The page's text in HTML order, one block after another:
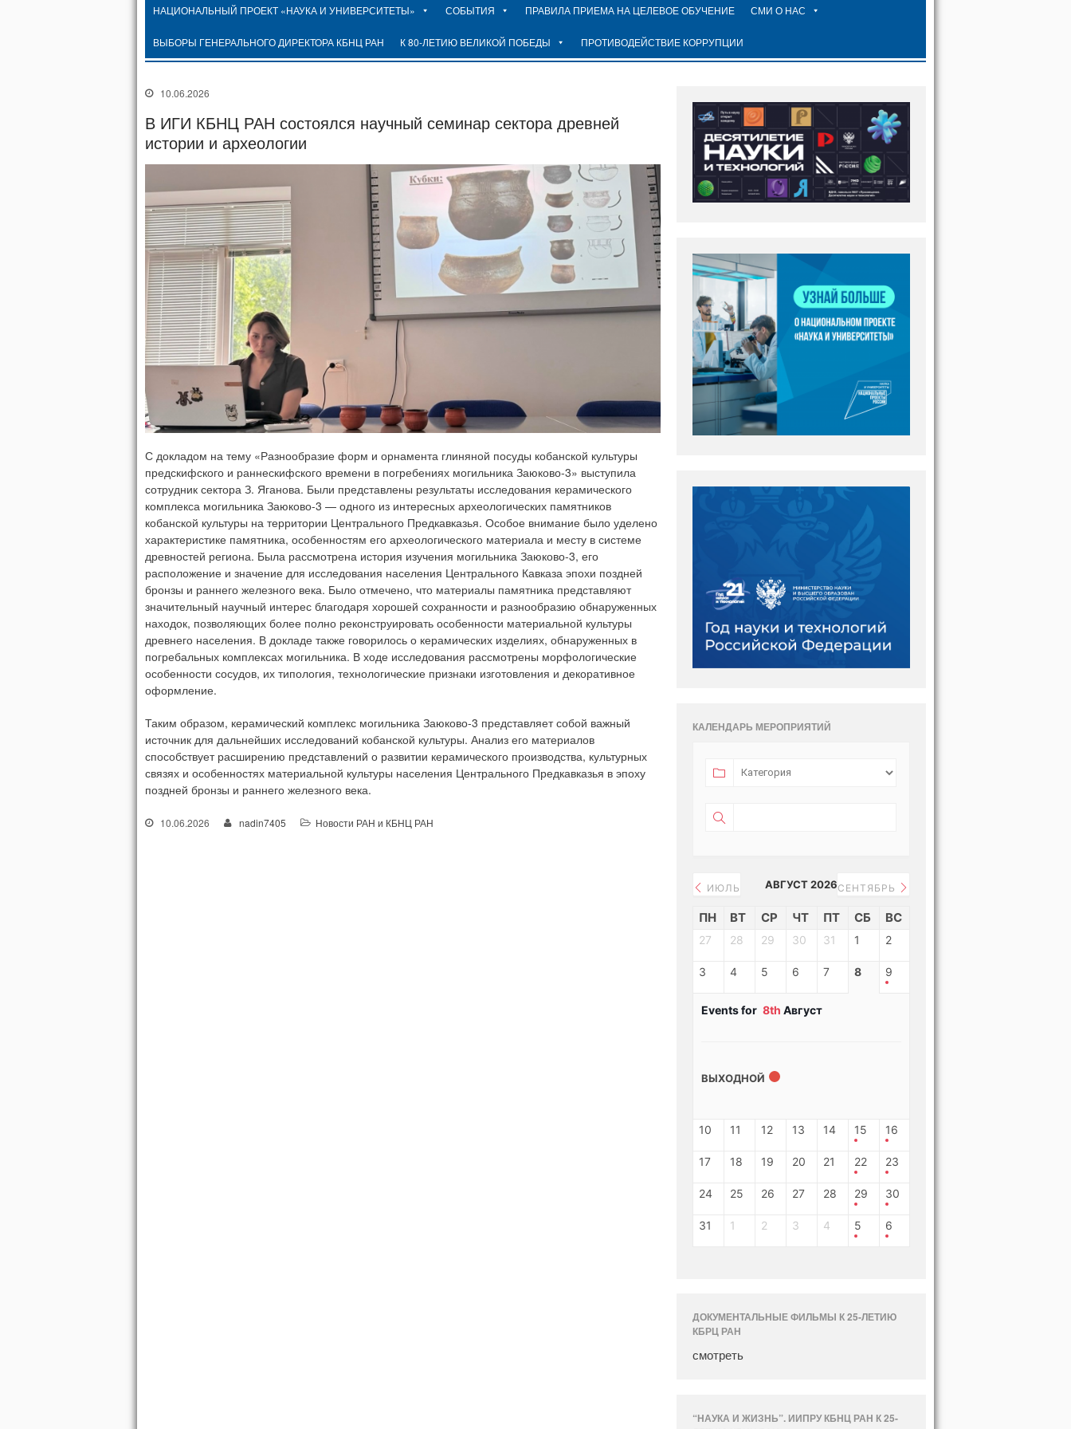
НАЦИОНАЛЬНЫЙ ПРОЕКТ «НАУКА И УНИВЕРСИТЕТЫ» СОБЫТИЯ ПРАВИЛА ПРИЕМА НА ЦЕЛЕВОЕ ОБУЧЕНИЕ СМИ О НАС
ВЫБОРЫ ГЕНЕРАЛЬНОГО ДИРЕКТОРА КБНЦ РАН К 80-ЛЕТИЮ ВЕЛИКОЙ ПОБЕДЫ ПРОТИВОДЕЙСТВИЕ КОРРУПЦИИ
10.06.2026
В ИГИ КБНЦ РАН состоялся научный семинар сектора древней
истории и археологии
С докладом на тему «Разнообразие форм и орнамента глиняной посуды кобанской культуры
предскифского и раннескифского времени в погребениях могильника Заюково-3» выступила
сотрудник сектора З. Яганова. Были представлены результаты исследования керамического
комплекса могильника Заюково-3 — одного из интересных археологических памятников
кобанской культуры на территории Центрального Предкавказья. Особое внимание было уделено
характеристике памятника, особенностям его археологического материала и месту в системе
древностей региона. Была рассмотрена история изучения могильника Заюково-3, его
расположение и значение для исследования населения Центрального Кавказа эпохи поздней
бронзы и раннего железного века. Было отмечено, что материалы памятника представляют
значительный научный интерес благодаря хорошей сохранности и разнообразию обнаруженных
находок, позволяющих более полно реконструировать особенности материальной культуры
древнего населения. В докладе также говорилось о керамических изделиях, обнаруженных в
погребальных комплексах могильника. В ходе исследования рассмотрены морфологические
особенности сосудов, их типология, технологические признаки изготовления и декоративное
оформление.
Таким образом, керамический комплекс могильника Заюково-3 представляет собой важный
источник для дальнейших исследований кобанской культуры. Анализ его материалов
способствует расширению представлений о развитии керамического производства, культурных
связях и особенностях материальной культуры населения Центрального Предкавказья в эпоху
поздней бронзы и раннего железного века.
10.06.2026 nadin7405 Новости РАН и КБНЦ РАН
КАЛЕНДАРЬ МЕРОПРИЯТИЙ
ИЮЛЬ АВГУСТ 2026СЕНТЯБРЬ
ПН ВТ СР ЧТ ПТ СБ ВС
27 28 29 30 31 1 2
3 4 5 6 7 8 9
Events for 8th Август
ВЫХОДНОЙ
10 11 12 13 14 15 16
17 18 19 20 21 22 23
24 25 26 27 28 29 30
31 1 2 3 4 5 6
ДОКУМЕНТАЛЬНЫЕ ФИЛЬМЫ К 25-ЛЕТИЮ
КБРЦ РАН
смотреть
“НАУКА И ЖИЗНЬ”. ИИПРУ КБНЦ РАН К 25-